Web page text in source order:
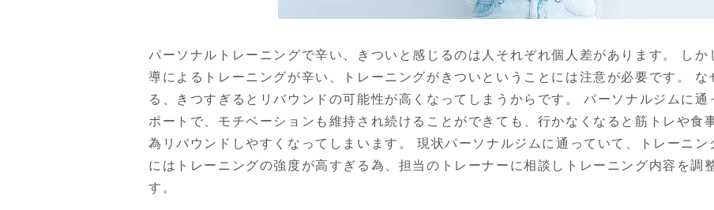
パーソナルトレーニングで辛い、きついと感じるのは人それぞれ個人差があります。 しか
導によるトレーニングが辛い、トレーニングがきついということには注意が必要です。
る、きつすぎるとリバウンドの可能性が高くなってしまうからです。 パーソナルジムに
ポートで、モチベーションも維持され続けることができても、行かなくなると筋トレや食
為リバウンドしやすくなってしまいます。 現状パーソナルジムに通っていて、トレーニン
にはトレーニングの強度が高すぎる為、担当のトレーナーに相談しトレーニング内容を調
す。